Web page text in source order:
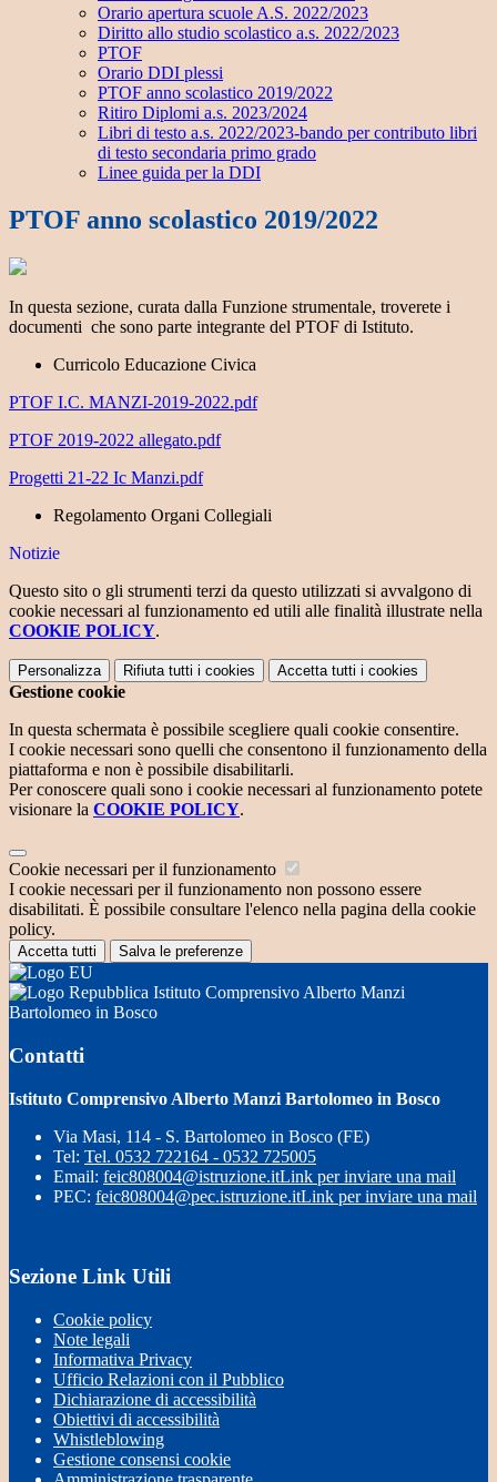
Orario apertura scuole A.S. 2022/2023
Diritto allo studio scolastico a.s. 2022/2023
PTOF
Orario DDI plessi
PTOF anno scolastico 2019/2022
Ritiro Diplomi a.s. 2023/2024
Libri di testo a.s. 2022/2023-bando per contributo libri
di testo secondaria primo grado
Linee guida per la DDI
PTOF anno scolastico 2019/2022
In questa sezione, curata dalla Funzione strumentale, troverete i
documenti che sono parte integrante del PTOF di Istituto.
Curricolo Educazione Civica
PTOF I.C. MANZI-2019-2022.pdf
PTOF 2019-2022 allegato.pdf
Progetti 21-22 Ic Manzi.pdf
Regolamento Organi Collegiali
Notizie
Questo sito o gli strumenti terzi da questo utilizzati si avvalgono di
cookie necessari al funzionamento ed utili alle finalità illustrate nella
COOKIE POLICY.
Personalizza Rifiuta tutti i cookies Accetta tutti i cookies
Gestione cookie
In questa schermata è possibile scegliere quali cookie consentire.
I cookie necessari sono quelli che consentono il funzionamento della
piattaforma e non è possibile disabilitarli.
Per conoscere quali sono i cookie necessari al funzionamento potete
visionare la COOKIE POLICY.
Cookie necessari per il funzionamento
I cookie necessari per il funzionamento non possono essere
disabilitati. È possibile consultare l'elenco nella pagina della cookie
policy.
Accetta tutti Salva le preferenze
Istituto Comprensivo Alberto Manzi
Bartolomeo in Bosco
Contatti
Istituto Comprensivo Alberto Manzi Bartolomeo in Bosco
Via Masi, 114 - S. Bartolomeo in Bosco (FE)
Tel: Tel. 0532 722164 - 0532 725005
Email: feic808004@istruzione.itLink per inviare una mail
PEC: feic808004@pec.istruzione.itLink per inviare una mail
Sezione Link Utili
Cookie policy
Note legali
Informativa Privacy
Ufficio Relazioni con il Pubblico
Dichiarazione di accessibilità
Obiettivi di accessibilità
Whistleblowing
Gestione consensi cookie